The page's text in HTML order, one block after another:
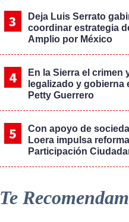
Deja Luis Serrato
coordinar estrategia
Amplio por México
En la Sierra el crimen
legalizado y gobierna
Petty Guerrero
Con apoyo de
Loera impulsa
Participación
Te